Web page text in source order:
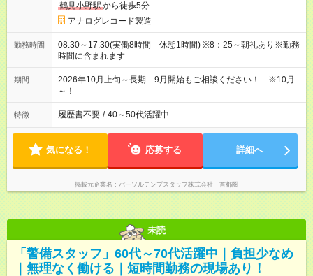
鶴見小野駅から徒歩5分
アナログレコード製造
勤務時間
08:30～17:30(実働8時間 休憩1時間) ※8：25～朝礼あり※勤務
時間に含まれます
期間
2026年10月上旬～長期 9月開始もご相談ください！ ※10月
～！
特徴 履歴書不要 / 40～50代活躍中
気になる！ 応募する 詳細へ
掲載元企業名 パーソルテンプスタッフ株式会社 首都圏
未読
「警備スタッフ」60代～70代活躍中｜負担少なめ
｜無理なく働ける｜短時間勤務の現場あり！